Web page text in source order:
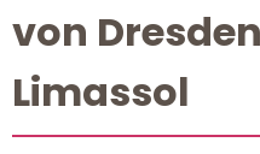
von
Limassol